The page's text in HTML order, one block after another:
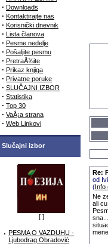
· Downloads
· Kontaktirajte nas
· Korisnički dnevnik
· Lista članova
· Pesme nedelje
· Pošaljite pesmu
· PretraÅ¾ite
· Prikaz knjiga
· Privatne poruke
· SLUČAJNI IZBOR
· Statistika
· Top 30
· VaÅ¡a strana
· Web Linkovi
Slučajni izbor
[ ]
· PESMA O VAZDUHU -
Ljubodrag Obradović
Re:
od
(Info
Ne
ali